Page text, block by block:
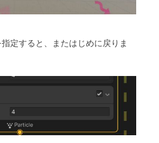
定すると、またはじめに戻りま